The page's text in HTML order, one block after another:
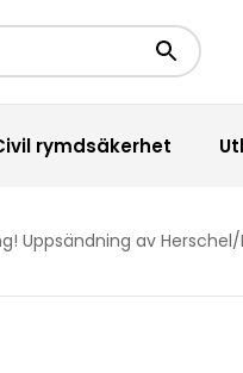
Sökknapp
rymdsäkerhet
Uppsändning av